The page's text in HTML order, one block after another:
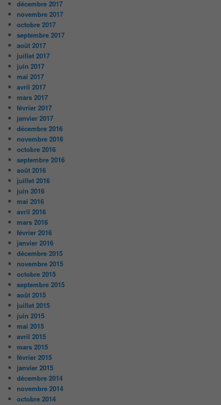
décembre 2017
novembre 2017
octobre 2017
septembre 2017
août 2017
juillet 2017
juin 2017
mai 2017
avril 2017
mars 2017
février 2017
janvier 2017
décembre 2016
novembre 2016
octobre 2016
septembre 2016
août 2016
juillet 2016
juin 2016
mai 2016
avril 2016
mars 2016
février 2016
janvier 2016
décembre 2015
novembre 2015
octobre 2015
septembre 2015
août 2015
juillet 2015
juin 2015
mai 2015
avril 2015
mars 2015
février 2015
janvier 2015
décembre 2014
novembre 2014
octobre 2014